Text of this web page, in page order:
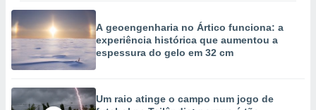
A geoengenharia no Ártico funciona: a
experiência histórica que aumentou a
espessura do gelo em 32 cm
Um raio atinge o campo num jogo de